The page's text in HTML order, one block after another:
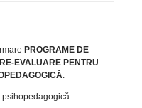
PROGRAME DE
EVALUARE PENTRU
.
psihopedagogică